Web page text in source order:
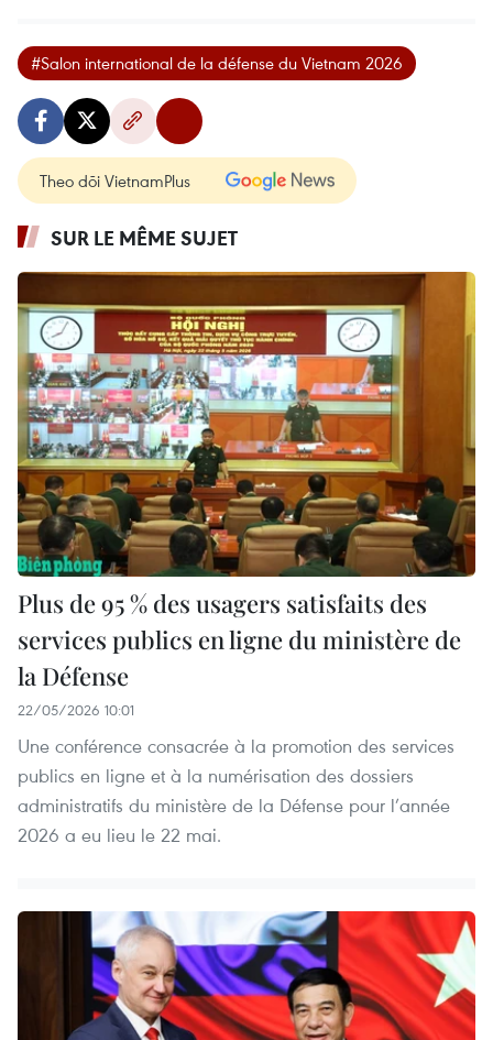
#Salon international de la défense du Vietnam 2026
Theo dõi VietnamPlus
SUR LE MÊME SUJET
Plus de 95 % des usagers satisfaits des
services publics en ligne du ministère de
la Défense
22/05/2026 10:01
Une conférence consacrée à la promotion des services
publics en ligne et à la numérisation des dossiers
administratifs du ministère de la Défense pour l’année
2026 a eu lieu le 22 mai.